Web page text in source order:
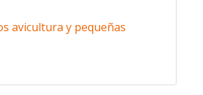
avicultura y pequeñas